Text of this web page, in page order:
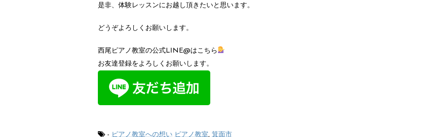
是非、体験レッスンにお越し頂きたいと思います。
どうぞよろしくお願いします。
西尾ピアノ教室の公式LINE@はこちら
お友達登録をよろしくお願いします。
- ピアノ教室への想い ピアノ教室, 箕面市